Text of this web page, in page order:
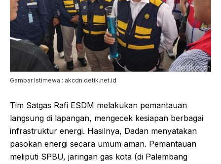
Gambar Istimewa : akcdn.detik.net.id
Tim Satgas Rafi ESDM melakukan pemantauan
langsung di lapangan, mengecek kesiapan berbagai
infrastruktur energi. Hasilnya, Dadan menyatakan
pasokan energi secara umum aman. Pemantauan
meliputi SPBU, jaringan gas kota (di Palembang